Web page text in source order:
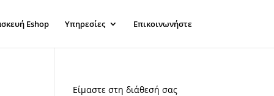
Eshop Υπηρεσίες Επικοινωνήστε
Είμαστε στη διάθεσή σας